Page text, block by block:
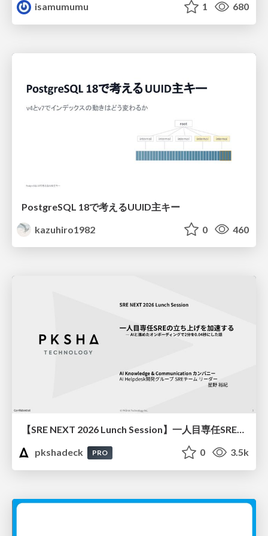
isamumumu
1 680
PostgreSQL 18で考えるUUID主キー
kazuhiro1982
0 460
【SRE NEXT 2026 Lunch Session】一人目専任SREの立ち上げを加速する ― AIと進めたオンボーディングで2分を0.04秒にした話
pkshadeck
PRO 0 3.5k